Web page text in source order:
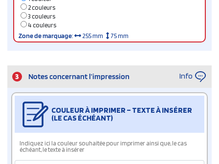
2 couleurs
3 couleurs
4 couleurs
Zone de marquage: 255 mm 75 mm
3 Notes concernant l’impression Info
COULEUR À IMPRIMER – TEXTE À INSÉRER
(LE CAS ÉCHÉANT)
Indiquez ici la couleur souhaitée pour imprimer ainsi que, le cas
échéant, le texte à insérer